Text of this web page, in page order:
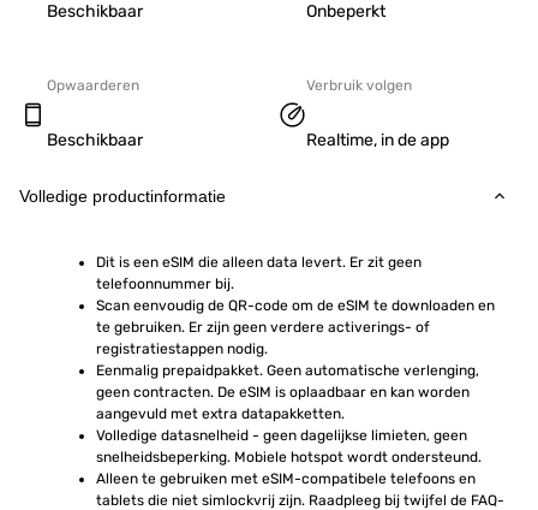
Beschikbaar Onbeperkt
Opwaarderen
Beschikbaar
Verbruik volgen
Realtime, in de app
Volledige productinformatie
Dit is een eSIM die alleen data levert. Er zit geen
telefoonnummer bij.
Scan eenvoudig de QR-code om de eSIM te downloaden en
te gebruiken. Er zijn geen verdere activerings- of
registratiestappen nodig.
Eenmalig prepaidpakket. Geen automatische verlenging,
geen contracten. De eSIM is oplaadbaar en kan worden
aangevuld met extra datapakketten.
Volledige datasnelheid - geen dagelijkse limieten, geen
snelheidsbeperking. Mobiele hotspot wordt ondersteund.
Alleen te gebruiken met eSIM-compatibele telefoons en
tablets die niet simlockvrij zijn. Raadpleeg bij twijfel de FAQ-